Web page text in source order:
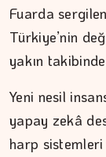
Fuarda
Türkiye’nin
yakın
Yeni nesil
yapay zekâ
harp